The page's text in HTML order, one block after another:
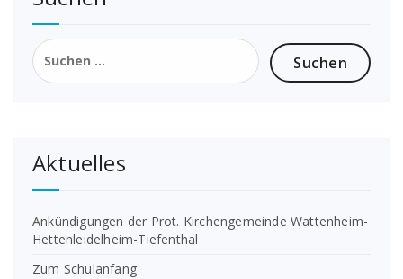
Suchen
nach:
Aktuelles
Ankündigungen der Prot. Kirchengemeinde Wattenheim-
Hettenleidelheim-Tiefenthal
Zum Schulanfang